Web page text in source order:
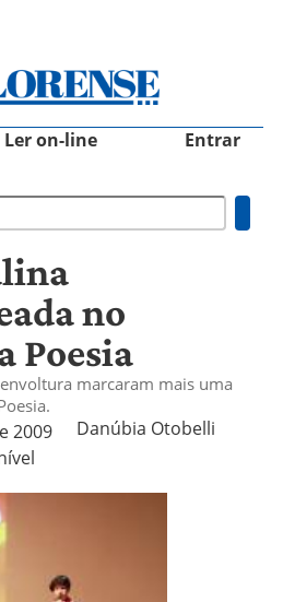
Ler on-line Entrar
no
Poesia
marcaram mais uma
2009
Danúbia Otobelli 